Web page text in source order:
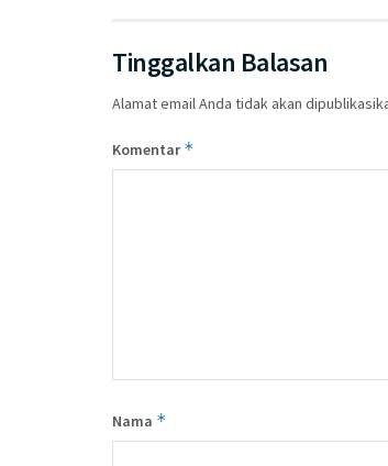
Tinggalkan Balasan
Alamat email Anda tidak akan
Komentar*
Nama *